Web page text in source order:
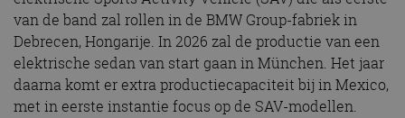
van de band zal rollen in de BMW Group-fabriek in
Debrecen, Hongarije. In 2026 zal de productie van een
elektrische sedan van start gaan in München. Het jaar
daarna komt er extra productiecapaciteit bij in Mexico,
met in eerste instantie focus op de SAV-modellen.